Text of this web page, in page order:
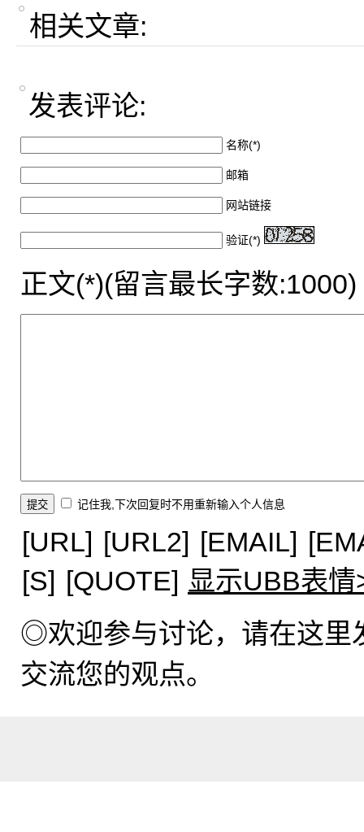
相关文章:
发表评论:
名称(*)
邮箱
网站链接
验证(*)
正文(*)(留言最长字数:1000)
记住我,下次回复时不用重新输入个人信息
[URL] [URL2] [EMAIL]
[S] [QUOTE] 显示UBB表情
◎欢迎参与讨论，请在这里
交流您的观点。